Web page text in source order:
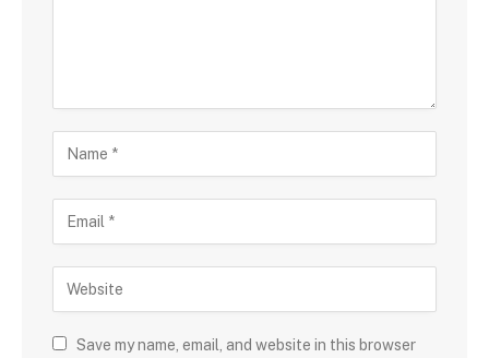
Save my name, email, and website in this browser